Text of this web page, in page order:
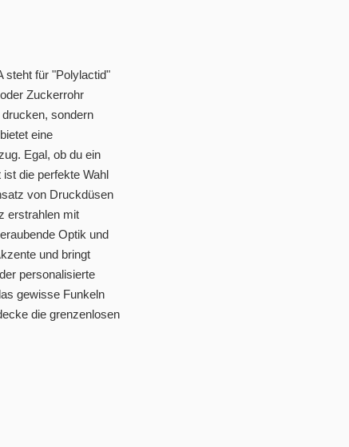
steht für "Polylactid"
Zuckerrohr
sondern
eine
Egal, ob du ein
die perfekte Wahl
von Druckdüsen
erstrahlen mit
Optik und
und bringt
personalisierte
gewisse Funkeln
die grenzenlosen